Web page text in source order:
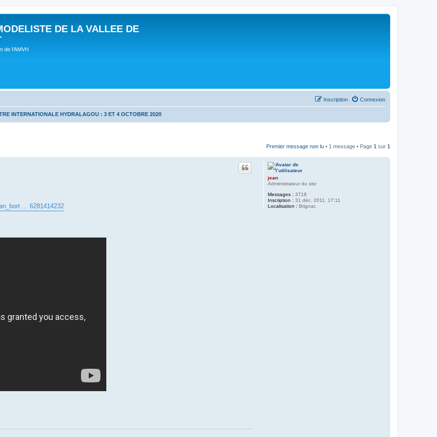
DE LA VALLEE DE
de l'AMVH
Connexion
Inscription
INTERNATIONALE HYDRALAGOU : 3 ET 4 OCTOBRE 2020
Premier message non lu • 1 message • Page 1 sur 1
jean
Administrateur du site
Messages : 3718
Inscription : 31 déc. 2011, 17:11
Localisation : Brignac
... 6281414232